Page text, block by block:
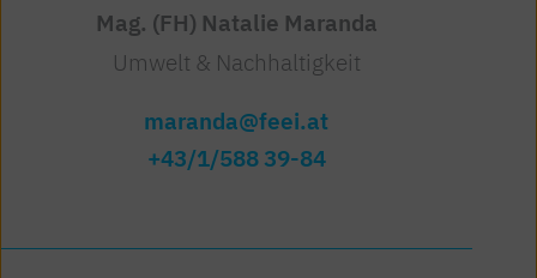
Mag. (FH) Natalie Maranda
Umwelt & Nachhaltigkeit
maranda@feei.at
+43/1/588 39-84